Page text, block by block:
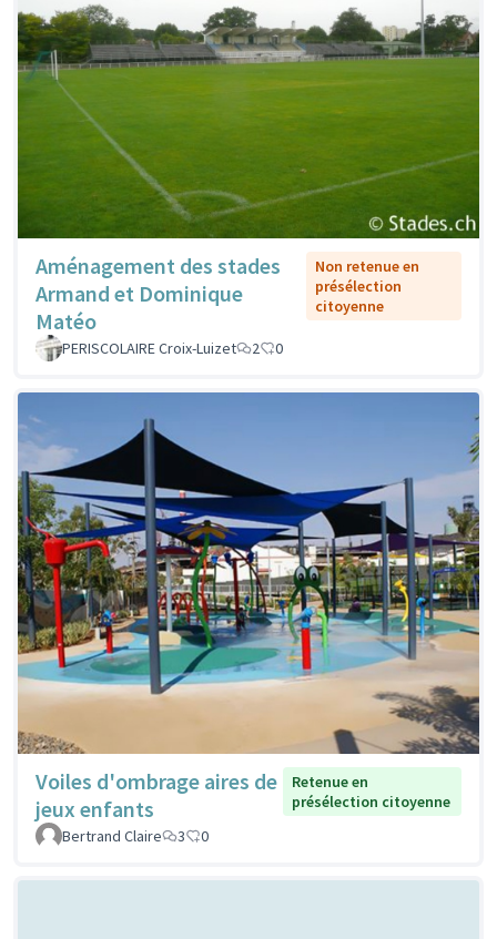
Aménagement des stades
Armand et Dominique
Matéo
Non retenue en
présélection
citoyenne
PERISCOLAIRE Croix-Luizet 2 0
Voiles d'ombrage aires de
jeux enfants
Retenue en
présélection citoyenne
Bertrand Claire
3 0